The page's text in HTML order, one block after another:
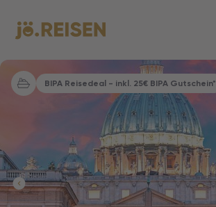
BIPA Reisedeal - inkl. 25€ BIPA Gutschein*